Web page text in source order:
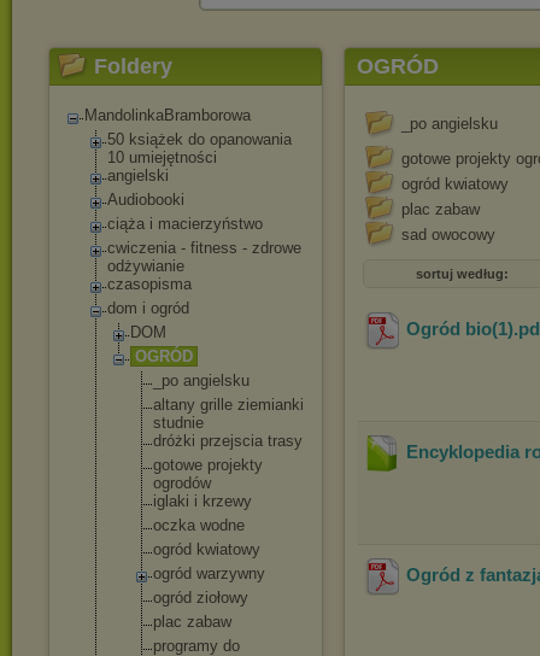
Foldery
MandolinkaBramborowa
50 książek do opanowania
10 umiejętności
angielski
Audiobooki
ciąża i macierzyństwo
cwiczenia - fitness - zdrowe
odżywianie
czasopisma
dom i ogród
DOM
OGRÓD
_po angielsku
altany grille ziemianki
studnie
dróżki przejscia trasy
gotowe projekty
ogrodów
iglaki i krzewy
oczka wodne
ogród kwiatowy
ogród warzywny
ogród ziołowy
plac zabaw
programy do
OGRÓD
_po angielsku
gotowe projekty
ogród kwiatowy
plac zabaw
sad owocowy
sortuj według:
Ogród bio(1)
Encyklopedia
Ogród z